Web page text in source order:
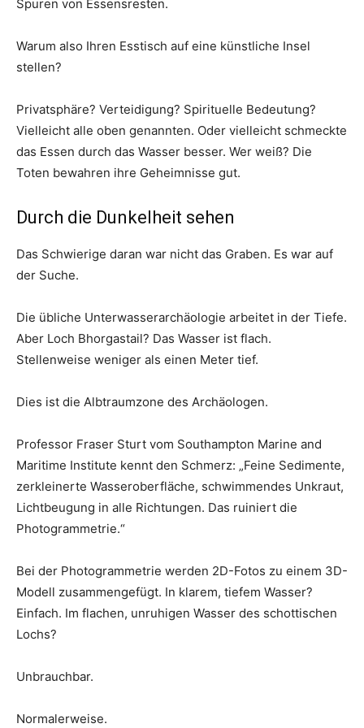
Spuren von Essensresten.
Warum also Ihren Esstisch auf eine künstliche Insel
stellen?
Privatsphäre? Verteidigung? Spirituelle Bedeutung?
Vielleicht alle oben genannten. Oder vielleicht schmeckte
das Essen durch das Wasser besser. Wer weiß? Die
Toten bewahren ihre Geheimnisse gut.
Durch die Dunkelheit sehen
Das Schwierige daran war nicht das Graben. Es war auf
der Suche.
Die übliche Unterwasserarchäologie arbeitet in der Tiefe.
Aber Loch Bhorgastail? Das Wasser ist flach.
Stellenweise weniger als einen Meter tief.
Dies ist die Albtraumzone des Archäologen.
Professor Fraser Sturt vom Southampton Marine and
Maritime Institute kennt den Schmerz: „Feine Sedimente,
zerkleinerte Wasseroberfläche, schwimmendes Unkraut,
Lichtbeugung in alle Richtungen. Das ruiniert die
Photogrammetrie.“
Bei der Photogrammetrie werden 2D-Fotos zu einem 3D-
Modell zusammengefügt. In klarem, tiefem Wasser?
Einfach. Im flachen, unruhigen Wasser des schottischen
Lochs?
Unbrauchbar.
Normalerweise.